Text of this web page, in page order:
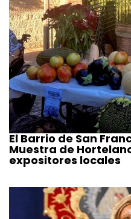
El Barrio de San
Muestra de
expositores locales